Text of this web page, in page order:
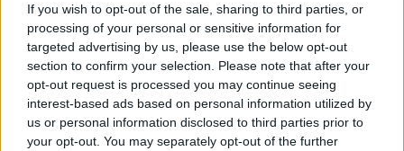
If you wish to opt-out of the sale, sharing to third parties, or
processing of your personal or sensitive information for
targeted advertising by us, please use the below opt-out
section to confirm your selection. Please note that after your
opt-out request is processed you may continue seeing
interest-based ads based on personal information utilized by
us or personal information disclosed to third parties prior to
your opt-out. You may separately opt-out of the further
Bet galiausiai viskas išaugo į kažkiek kitokį formatą.
Lyg tai mes kažkokiai vienai partijai turime būti